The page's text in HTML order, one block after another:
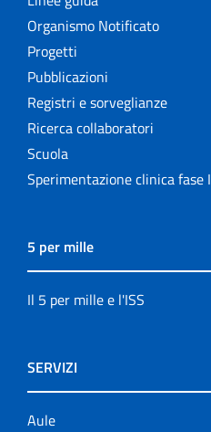
Organismo Notificato
Progetti
Pubblicazioni
Registri e sorveglianze
Ricerca collaboratori
Scuola
Sperimentazione clinica fase I
5 per mille
Il 5 per mille e l'ISS
SERVIZI
Aule